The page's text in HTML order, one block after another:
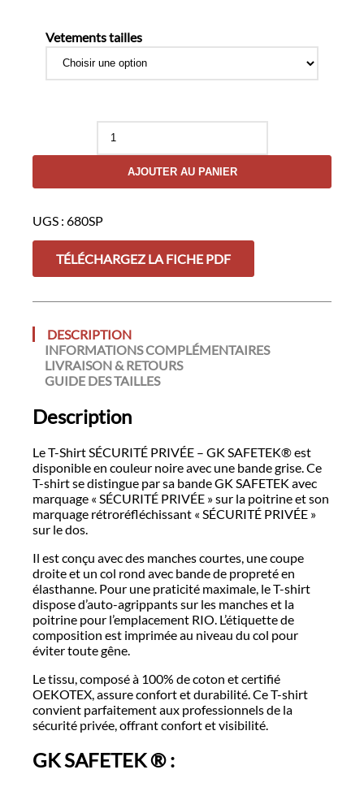
Vetements tailles
quantité
T-
Sécurité
–
SAFETEK®
AJOUTER AU PANIER
UGS : 680SP
TÉLÉCHARGEZ LA FICHE PDF
DESCRIPTION
INFORMATIONS COMPLÉMENTAIRES
LIVRAISON & RETOURS
GUIDE DES TAILLES
Description
Le T-Shirt SÉCURITÉ PRIVÉE – GK SAFETEK® est
disponible en couleur noire avec une bande grise. Ce
T-shirt se distingue par sa bande GK SAFETEK avec
marquage « SÉCURITÉ PRIVÉE » sur la poitrine et son
marquage rétroréfléchissant « SÉCURITÉ PRIVÉE »
sur le dos.
Il est conçu avec des manches courtes, une coupe
droite et un col rond avec bande de propreté en
élasthanne. Pour une praticité maximale, le T-shirt
dispose d’auto-agrippants sur les manches et la
poitrine pour l’emplacement RIO. L’étiquette de
composition est imprimée au niveau du col pour
éviter toute gêne.
Le tissu, composé à 100% de coton et certifié
OEKOTEX, assure confort et durabilité. Ce T-shirt
convient parfaitement aux professionnels de la
sécurité privée, offrant confort et visibilité.
GK SAFETEK ® :